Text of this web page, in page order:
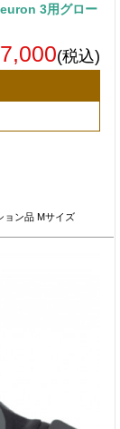
3用グロー
(税込)
ン品 Mサイズ